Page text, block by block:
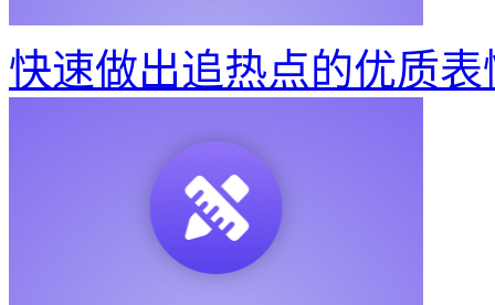
快速做出追热点的优质表